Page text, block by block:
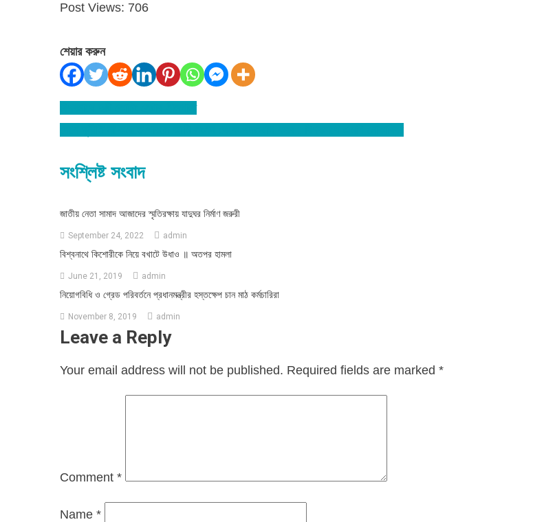
Post Views: 706
শেয়ার করুন
Post
সংশ্লিষ্ট সংবাদ
জাতীয় নেতা সামাদ আজাদের স্মৃতিরক্ষায় যাদুঘর নির্মাণ জরুরী
September 24, 2022 admin
বিশ্বনাথে কিশোরীকে নিয়ে বখাটে উধাও ॥ অতপর হামলা
June 21, 2019 admin
নিয়োগবিধি ও গ্রেড পরিবর্তনে প্রধানমন্ত্রীর হস্তক্ষেপ চান মাঠ কর্মচারিরা
November 8, 2019 admin
Leave a Reply
Your email address will not be published. Required fields are marked *
Comment *
Name *